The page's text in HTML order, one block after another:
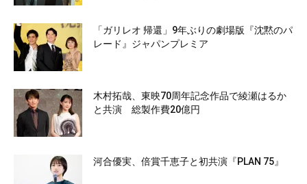
「ガリレオ 帰還」9年ぶりの劇場版『沈黙のパ
レード』ジャパンプレミア
木村拓哉、東映70周年記念作品で綾瀬はるか
と共演 総製作費20億円
河合優実、倍賞千恵子と初共演『PLAN 75』